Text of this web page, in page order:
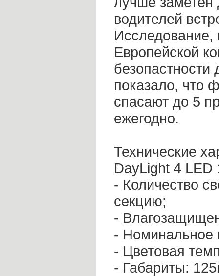
водителей
Исследование,
Европейской
показало, что
спасают до 5
ежегодно.
Технические
DayLight 4 LED
- Количество
секцию;
-
- Номинальное
- Цветовая
- Габариты: